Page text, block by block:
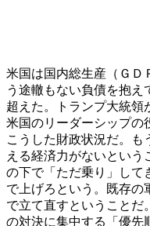
米国は国内総生産（ＧＤ
う途轍もない負債を抱
超えた。トランプ大統領
米国のリーダーシップの
こうした財政状況だ。も
える経済力がないとい
の下で「ただ乗り」して
で上げろという。既存の
で立て直すということだ
の対決に集中する「優先